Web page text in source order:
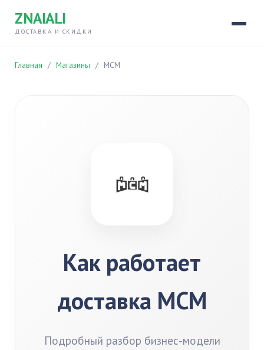
ZNAIALI
ДОСТАВКА И СКИДКИ
Главная / Магазины / МСМ
Как работает
доставка МСМ
Подробный разбор бизнес-модели